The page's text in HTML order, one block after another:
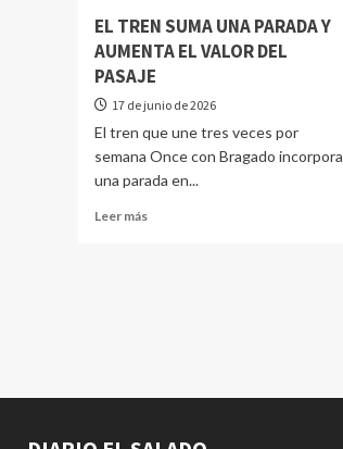
EL TREN SUMA UNA PARADA Y
AUMENTA EL VALOR DEL
PASAJE
17 de junio de 2026
El tren que une tres veces por
semana Once con Bragado incorpora
una parada en...
Leer más